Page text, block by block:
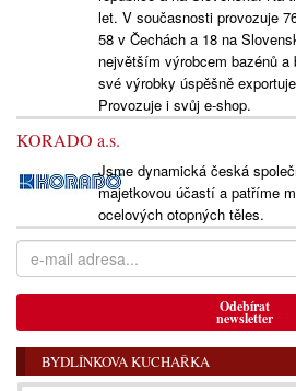
let. V současnosti provozuje
58 v Čechách a 18 na
největším výrobcem bazénů
své výrobky úspěšně
Provozuje i svůj e-shop.
KORADO a.s.
Jsme dynamická česká
majetkovou účastí a patříme
ocelových otopných těles.
Odebírat
newsletter
BYDLÍNKOVA KUCHAŘKA